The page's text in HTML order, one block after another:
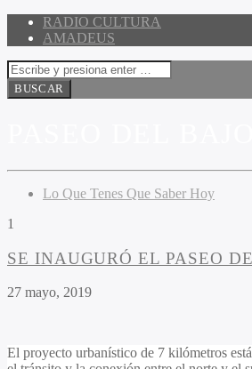
RADIO CULTURA
AMADEUS
Lo Que Tenes Que Saber Hoy
1
SE INAUGURÓ EL PASEO
27 mayo, 2019
El proyecto urbanístico de 7 kilómetros